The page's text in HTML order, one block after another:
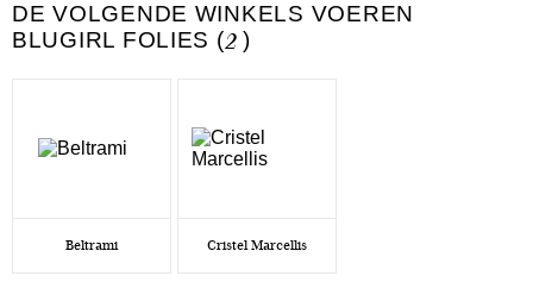
DE VOLGENDE WINKELS VOEREN
BLUGIRL FOLIES (2 )
Beltrami Cristel Marcellis